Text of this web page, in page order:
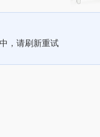
，请刷新重试